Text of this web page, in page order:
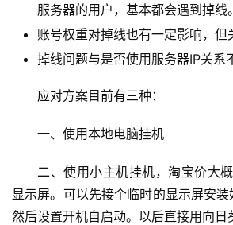
服务器的用户，基本都会遇到掉线。
账号权重对掉线也有一定影响，但
掉线问题与是否使用服务器IP关系
应对方案目前有三种：
一、使用本地电脑挂机
二、使用小主机挂机，淘宝价大
显示屏。可以先接个临时的显示屏安装
然后设置开机自启动。以后直接用向日